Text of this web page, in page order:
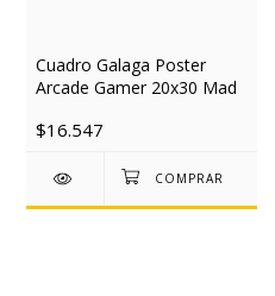
Cuadro Galaga Poster
Arcade Gamer 20x30 Mad
$16.547